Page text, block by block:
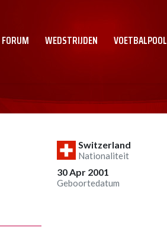
FORUM WEDSTRIJDEN VOETBALPOOL
Switzerland
Nationaliteit
30 Apr 2001
Geboortedatum